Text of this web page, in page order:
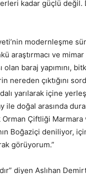
kadar güçlü değil.
modernleşme
araştırmacı ve
baraj yapımını,
nereden çıktığını
yarılarak içine
ile doğal arasında
Orman Çiftliği
Boğaziçi deniliyor,
görüyorum.”
diyen Aslıhan